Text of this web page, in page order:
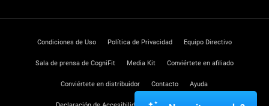
Condiciones de Uso Política de Privacidad Equipo Directivo
Sala de prensa de CogniFit Media Kit Conviértete en afiliado
Conviértete en distribuidor Contacto Ayuda